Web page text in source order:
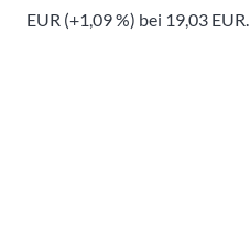
EUR (+1,09 %) bei 19,03 EUR.